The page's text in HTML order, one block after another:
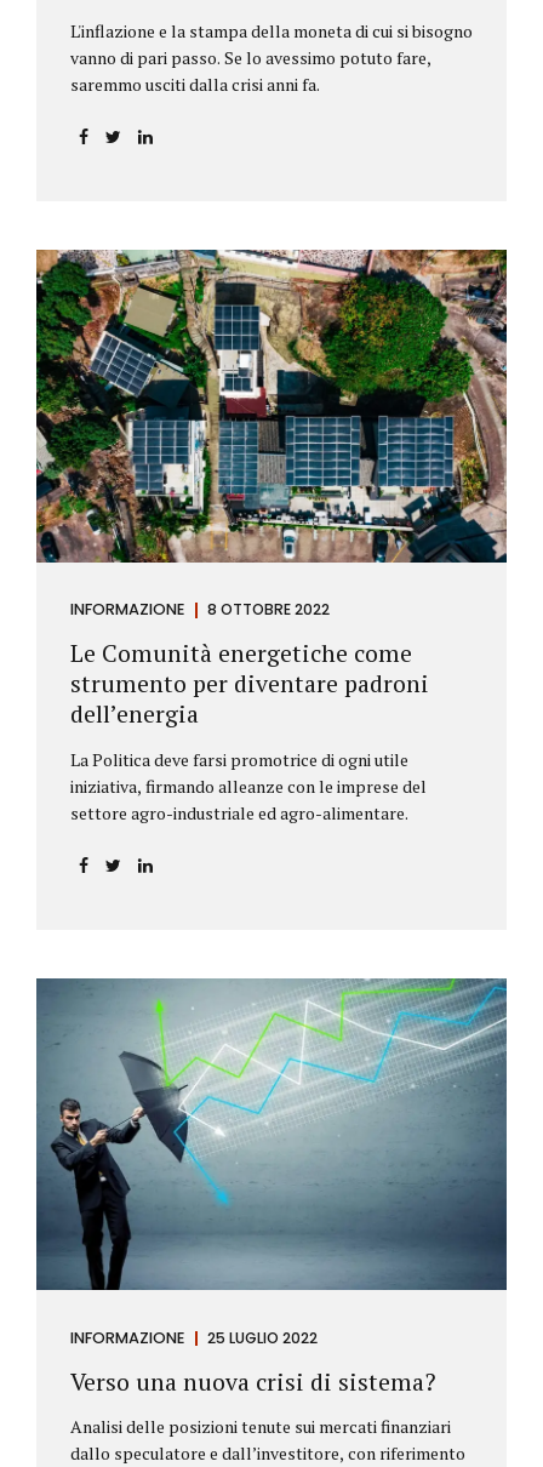
L'inflazione e la stampa della moneta di cui si bisogno
vanno di pari passo. Se lo avessimo potuto fare,
saremmo usciti dalla crisi anni fa.
INFORMAZIONE 8 OTTOBRE 2022
Le Comunità energetiche come
strumento per diventare padroni
dell’energia
La Politica deve farsi promotrice di ogni utile
iniziativa, firmando alleanze con le imprese del
settore agro-industriale ed agro-alimentare.
INFORMAZIONE 25 LUGLIO 2022
Verso una nuova crisi di sistema?
Analisi delle posizioni tenute sui mercati finanziari
dallo speculatore e dall’investitore, con riferimento